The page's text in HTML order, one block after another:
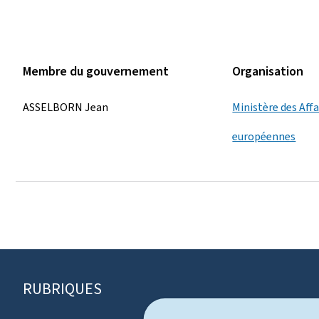
Membre du gouvernement
ASSELBORN Jean
Organisation
Ministère des
européennes
PRUBRIQUES